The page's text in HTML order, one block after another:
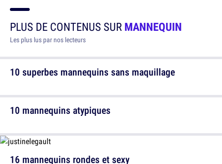
PLUS DE CONTENUS SURMANNEQUIN
Les plus lus par nos lecteurs
10 superbes mannequins sans maquillage
16 mannequins rondes et sexy
10 mannequins atypiques